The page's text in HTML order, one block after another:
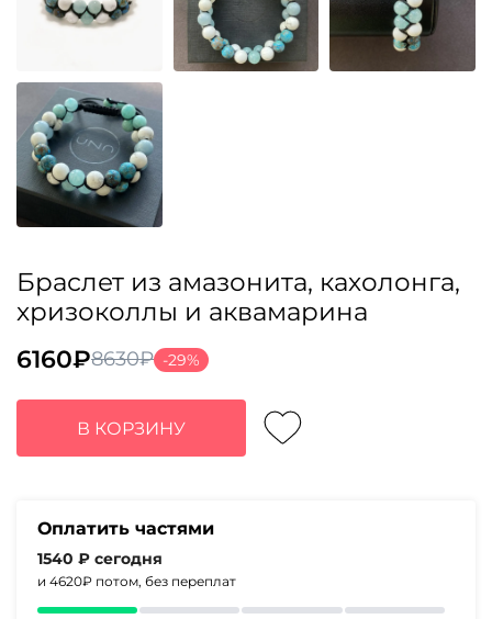
Браслет из амазонита, кахолонга,
хризоколлы и аквамарина
8630₽
Первоначальная
цена
составляла
8630₽.
6160₽
Текущая
цена:
6160₽.
-29%
В КОРЗИНУ
Оплатить частями
1540 ₽ сегодня
и 4620₽ потом, без переплат